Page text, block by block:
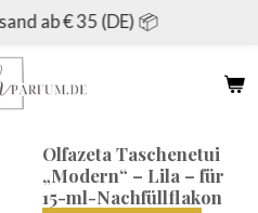
ab € 35 (DE) 📦
Olfazeta Taschenetui
„Modern“ – Lila – für
15-ml-Nachfüllflakon